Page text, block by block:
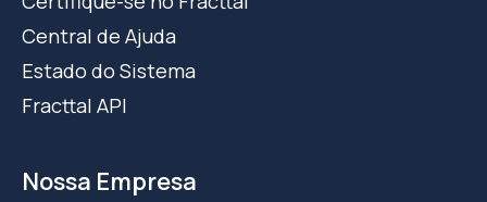
Central de Ajuda
Estado do Sistema
Fracttal API
Nossa Empresa